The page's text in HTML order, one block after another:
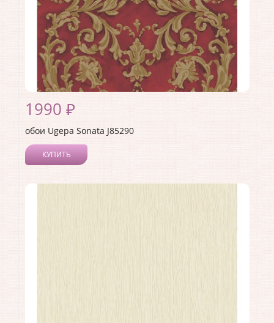
1990 ₽
обои Ugepa Sonata J85290
КУПИТЬ
Коллекция:Sonata